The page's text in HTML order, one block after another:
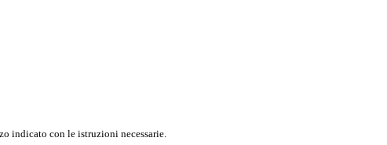
indicato con le istruzioni necessarie.